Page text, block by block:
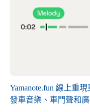
Yamanote.fun 線上重
發車音樂、車門聲和